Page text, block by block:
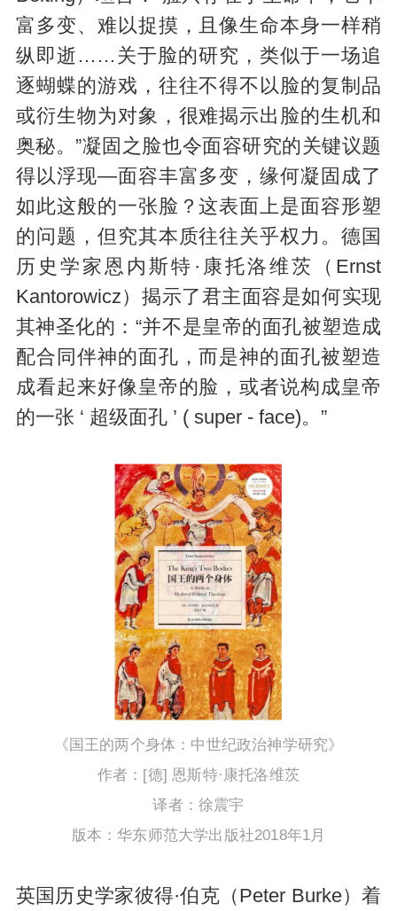
富多变、难以捉摸，且像生命本身一样稍
纵即逝……关于脸的研究，类似于一场追
逐蝴蝶的游戏，往往不得不以脸的复制品
或衍生物为对象，很难揭示出脸的生机和
奥秘。”凝固之脸也令面容研究的关键议题
得以浮现—面容丰富多变，缘何凝固成了
如此这般的一张脸？这表面上是面容形塑
的问题，但究其本质往往关乎权力。德国
历史学家恩内斯特·康托洛维茨（Ernst
Kantorowicz）揭示了君主面容是如何实现
其神圣化的：“并不是皇帝的面孔被塑造成
配合同伴神的面孔，而是神的面孔被塑造
成看起来好像皇帝的脸，或者说构成皇帝
的一张 ‘ 超级面孔 ’ ( super - face)。”
《国王的两个身体：中世纪政治神学研究》
作者：[德] 恩斯特·康托洛维茨
译者：徐震宇
版本：华东师范大学出版社2018年1月
英国历史学家彼得·伯克（Peter Burke）着